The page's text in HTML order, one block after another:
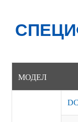
МОДЕЛ